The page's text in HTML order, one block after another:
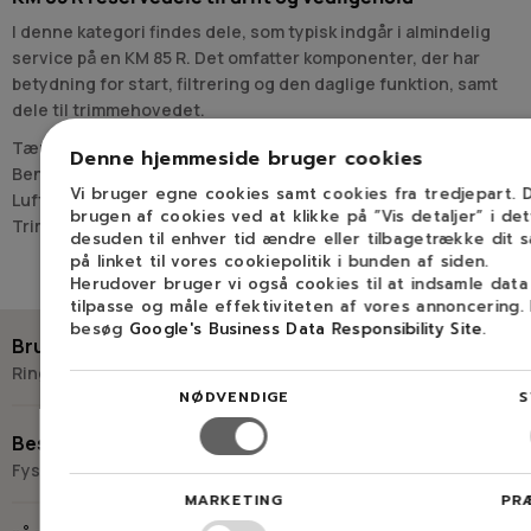
I denne kategori findes dele, som typisk indgår i almindelig
service på en KM 85 R. Det omfatter komponenter, der har
betydning for start, filtrering og den daglige funktion, samt
dele til trimmehovedet.
Tændrør
Benzinfilter
Luftfilter
Trimmerhoveder
Maskinen hører til områdetKombi- og Multimaskiner, hvor
reservedele er samlet efter den type udstyr, de hører til.
Sliddele til STIHL KM 85 R og trimmerarbejde
Blandt de viste varer indgår AutoCut-trimmerhoveder, som er
den del, der bruges ved trimning. Sammen med filtre og
tændrør dækker kategorien derfor både roterende
arbejdsdele og centrale servicekomponenter.
Det gør siden relevant ved søgninger efter stihl km 85, stihl
km 85r og stihl km85r, hvor fokus er på udskiftning af konkrete
Læs mere
Brug for hjælp?
Ring eller skriv til Savdoktoren
Besøg os
Fysisk butik og kompetencecenter
Denne hjemmeside bruger cookies
Vi bruger egne cookies samt cookies fra tredjepart.
brugen af cookies ved at klikke på ”Vis detaljer” i
desuden til enhver tid ændre eller tilbagetrække dit
på linket til vores cookiepolitik i bunden af siden.
Herudover bruger vi også cookies til at indsamle
tilpasse og måle effektiviteten af vores annoncering.
besøg Google's Business Data Responsibility Site.
NØDVENDIGE
MARKETING